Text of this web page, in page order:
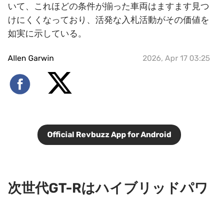
いて、これほどの条件が揃った車両はますます見つ
けにくくなっており、活発な入札活動がその価値を
如実に示している。
Allen Garwin 2026, Apr 17 03:25
Official Revbuzz App for Android
次世代GT-Rはハイブリッドパワ